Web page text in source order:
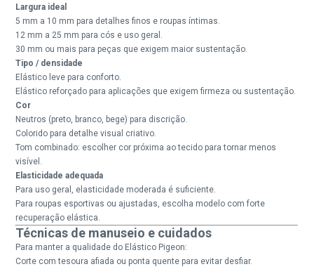
Largura ideal
5 mm a 10 mm para detalhes finos e roupas íntimas.
12 mm a 25 mm para cós e uso geral.
30 mm ou mais para peças que exigem maior sustentação.
Tipo / densidade
Elástico leve para conforto.
Elástico reforçado para aplicações que exigem firmeza ou sustentação.
Cor
Neutros (preto, branco, bege) para discrição.
Colorido para detalhe visual criativo.
Tom combinado: escolher cor próxima ao tecido para tornar menos
visível.
Elasticidade adequada
Para uso geral, elasticidade moderada é suficiente.
Para roupas esportivas ou ajustadas, escolha modelo com forte
recuperação elástica.
Técnicas de manuseio e cuidados
Para manter a qualidade do Elástico Pigeon:
Corte com tesoura afiada ou ponta quente para evitar desfiar.